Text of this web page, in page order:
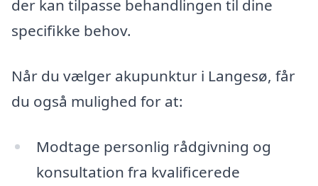
der kan tilpasse behandlingen til dine
specifikke behov.
Når du vælger akupunktur i Langesø, får
du også mulighed for at:
Modtage personlig rådgivning og
konsultation fra kvalificerede